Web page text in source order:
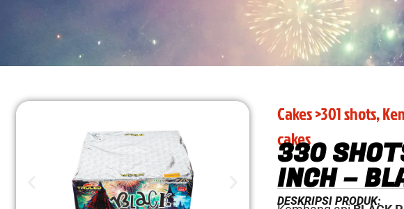
Cakes >301 shots,
cakes
330
INCH –
DESKRIPSI PRODUK: